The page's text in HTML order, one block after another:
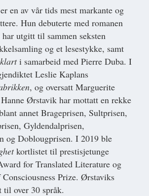
er en av vår tids mest markante og
Hun debuterte med romanen
utgitt til sammen seksten
og et lesestykke, samt
i samarbeid med Pierre Duba. I
Leslie Kaplans
, og oversatt Marguerite
Ørstavik har mottatt en rekke
annet Brageprisen, Sultprisen,
Gyldendalprisen,
og Doblougprisen. I 2019 ble
kortlistet til prestisjetunge
for Translated Literature og
Prize. Ørstaviks
til over 30 språk.